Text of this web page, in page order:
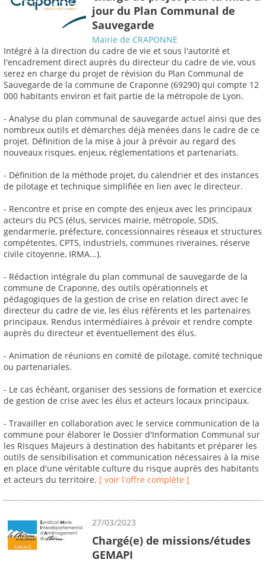
jour du Plan Communal de
Sauvegarde
Mairie de CRAPONNE
Intégré à la direction du cadre de vie et sous l'autorité et
l'encadrement direct auprès du directeur du cadre de vie, vous
serez en charge du projet de révision du Plan Communal de
Sauvegarde de la commune de Craponne (69290) qui compte 12
000 habitants environ et fait partie de la métropole de Lyon.
- Analyse du plan communal de sauvegarde actuel ainsi que des
nombreux outils et démarches déjà menées dans le cadre de ce
projet. Définition de la mise à jour à prévoir au regard des
nouveaux risques, enjeux, réglementations et partenariats.
- Définition de la méthode projet, du calendrier et des instances
de pilotage et technique simplifiée en lien avec le directeur.
- Rencontre et prise en compte des enjeux avec les principaux
acteurs du PCS (élus, services mairie, métropole, SDIS,
gendarmerie, préfecture, concessionnaires réseaux et structures
compétentes, CPTS, industriels, communes riveraines, réserve
civile citoyenne, IRMA...).
- Rédaction intégrale du plan communal de sauvegarde de la
commune de Craponne, des outils opérationnels et
pédagogiques de la gestion de crise en relation direct avec le
directeur du cadre de vie, les élus référents et les partenaires
principaux. Rendus intermédiaires à prévoir et rendre compte
auprès du directeur et éventuellement des élus.
- Animation de réunions en comité de pilotage, comité technique
ou partenariales.
- Le cas échéant, organiser des sessions de formation et exercice
de gestion de crise avec les élus et acteurs locaux principaux.
- Travailler en collaboration avec le service communication de la
commune pour élaborer le Dossier d'Information Communal sur
les Risques Majeurs à destination des habitants et préparer les
outils de sensibilisation et communication nécessaires à la mise
en place d'une véritable culture du risque auprès des habitants
et acteurs du territoire. [ voir l'offre complète ]
27/03/2023
Chargé(e) de missions/études
GEMAPI